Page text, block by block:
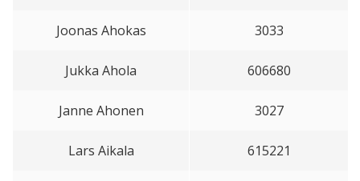
Joonas Ahokas 3033
Jukka Ahola 606680
Janne Ahonen 3027
Lars Aikala 615221